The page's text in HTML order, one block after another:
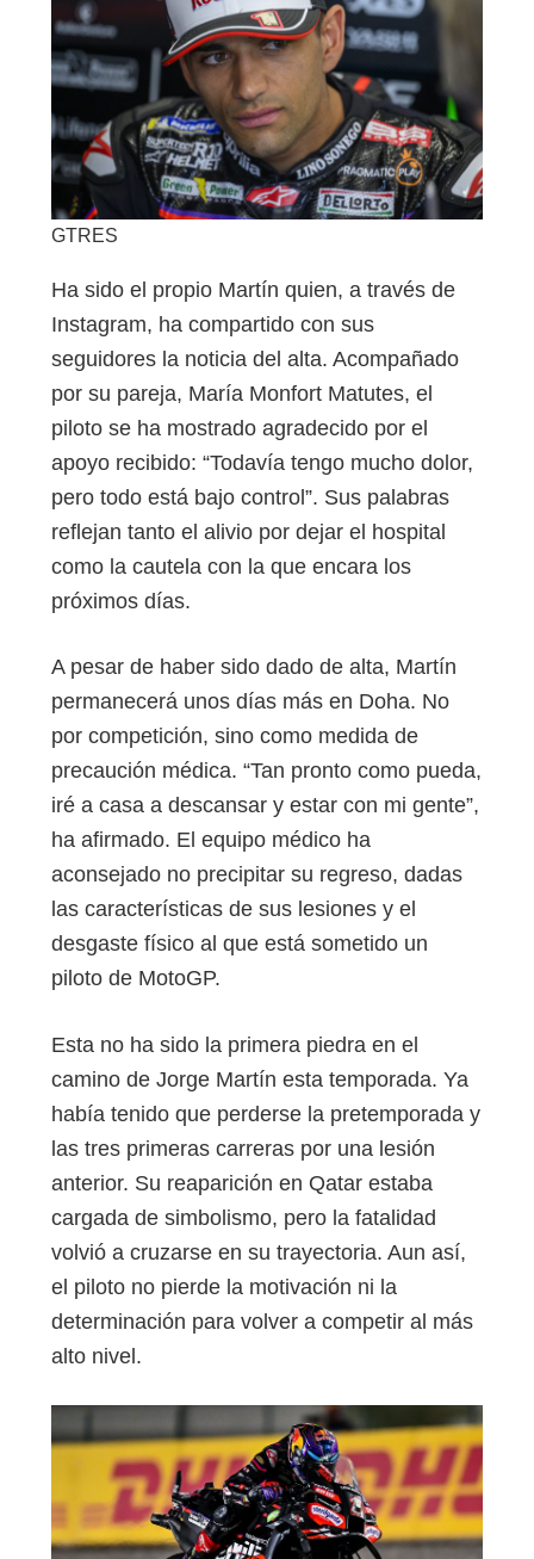
GTRES
Ha sido el propio Martín quien, a través de
Instagram, ha compartido con sus
seguidores la noticia del alta. Acompañado
por su pareja, María Monfort Matutes, el
piloto se ha mostrado agradecido por el
apoyo recibido: “Todavía tengo mucho dolor,
pero todo está bajo control”. Sus palabras
reflejan tanto el alivio por dejar el hospital
como la cautela con la que encara los
próximos días.
A pesar de haber sido dado de alta, Martín
permanecerá unos días más en Doha. No
por competición, sino como medida de
precaución médica. “Tan pronto como pueda,
iré a casa a descansar y estar con mi gente”,
ha afirmado. El equipo médico ha
aconsejado no precipitar su regreso, dadas
las características de sus lesiones y el
desgaste físico al que está sometido un
piloto de MotoGP.
Esta no ha sido la primera piedra en el
camino de Jorge Martín esta temporada. Ya
había tenido que perderse la pretemporada y
las tres primeras carreras por una lesión
anterior. Su reaparición en Qatar estaba
cargada de simbolismo, pero la fatalidad
volvió a cruzarse en su trayectoria. Aun así,
el piloto no pierde la motivación ni la
determinación para volver a competir al más
alto nivel.